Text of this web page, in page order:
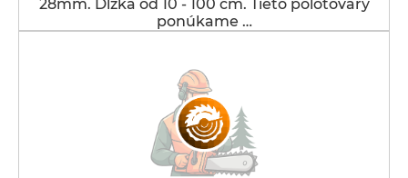
28mm. Dĺžka od 10 - 100 cm. Tieto polotovary
ponúkame …